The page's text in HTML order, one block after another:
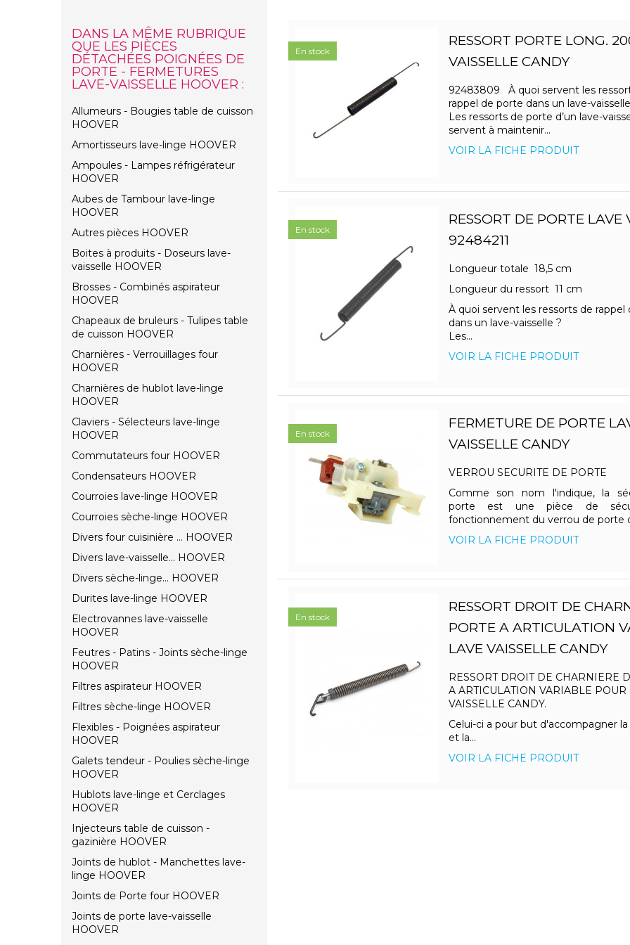
DANS LA MÊME RUBRIQUE
QUE LES PIÈCES
DÉTACHÉES POIGNÉES DE
PORTE - FERMETURES
LAVE-VAISSELLE HOOVER :
Allumeurs - Bougies table de cuisson
HOOVER
Amortisseurs lave-linge HOOVER
Ampoules - Lampes réfrigérateur
HOOVER
Aubes de Tambour lave-linge
HOOVER
Autres pièces HOOVER
Boites à produits - Doseurs lave-
vaisselle HOOVER
Brosses - Combinés aspirateur
HOOVER
Chapeaux de bruleurs - Tulipes table
de cuisson HOOVER
Charnières - Verrouillages four
HOOVER
Charnières de hublot lave-linge
HOOVER
Claviers - Sélecteurs lave-linge
HOOVER
Commutateurs four HOOVER
Condensateurs HOOVER
Courroies lave-linge HOOVER
Courroies sèche-linge HOOVER
Divers four cuisinière ... HOOVER
Divers lave-vaisselle... HOOVER
Divers sèche-linge... HOOVER
Durites lave-linge HOOVER
Electrovannes lave-vaisselle
HOOVER
Feutres - Patins - Joints sèche-linge
HOOVER
Filtres aspirateur HOOVER
Filtres sèche-linge HOOVER
Flexibles - Poignées aspirateur
HOOVER
Galets tendeur - Poulies sèche-linge
HOOVER
Hublots lave-linge et Cerclages
HOOVER
Injecteurs table de cuisson -
gazinière HOOVER
Joints de hublot - Manchettes lave-
linge HOOVER
Joints de Porte four HOOVER
Joints de porte lave-vaisselle
HOOVER
RESSORT PORTE LONG.
VAISSELLE CANDY
92483809 À quoi servent les
rappel de porte dans un lave-
Les ressorts de porte d’un lave-
servent à maintenir...
VOIR LA FICHE PRODUIT
En stock
RESSORT DE PORTE LAVE
92484211
Longueur totale 18,5 cm
Longueur du ressort 11 cm
À quoi servent les ressorts de rappel
dans un lave-vaisselle ?
Les...
VOIR LA FICHE PRODUIT
En stock
FERMETURE DE PORTE
VAISSELLE CANDY
VERROU SECURITE DE PORTE
Comme son nom l'indique, la
porte est une pièce de
fonctionnement du verrou de porte
VOIR LA FICHE PRODUIT
En stock
RESSORT DROIT DE
PORTE A ARTICULATION
LAVE VAISSELLE CANDY
RESSORT DROIT DE CHARNIERE
A ARTICULATION VARIABLE POUR
VAISSELLE CANDY.
Celui-ci a pour but d'accompagner
et la...
VOIR LA FICHE PRODUIT
En stock